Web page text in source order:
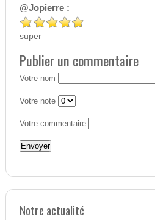
@Jopierre :
super
Publier un commentaire
Votre nom
Votre note
Votre commentaire
Notre actualité